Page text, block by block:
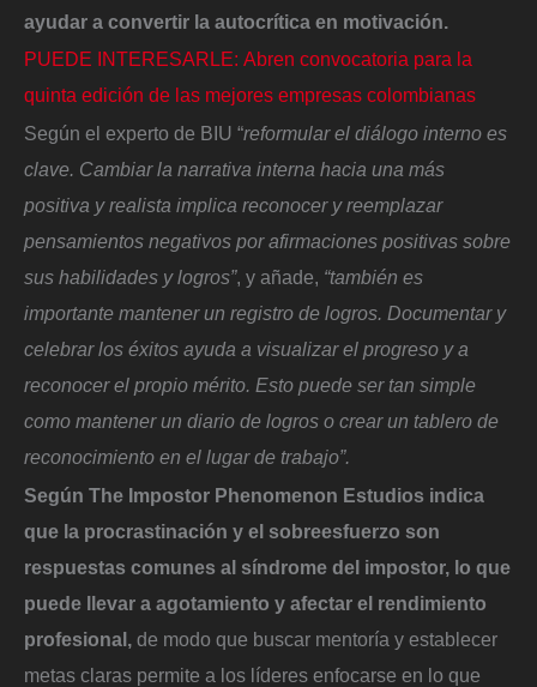
ayudar a convertir la autocrítica en motivación.
PUEDE INTERESARLE: Abren convocatoria para la
quinta edición de las mejores empresas colombianas
Según el experto de BIU “reformular el diálogo interno es
clave. Cambiar la narrativa interna hacia una más
positiva y realista implica reconocer y reemplazar
pensamientos negativos por afirmaciones positivas sobre
sus habilidades y logros”, y añade, “también es
importante mantener un registro de logros. Documentar y
celebrar los éxitos ayuda a visualizar el progreso y a
reconocer el propio mérito. Esto puede ser tan simple
como mantener un diario de logros o crear un tablero de
reconocimiento en el lugar de trabajo”.
Según The Impostor Phenomenon Estudios indica
que la procrastinación y el sobreesfuerzo son
respuestas comunes al síndrome del impostor, lo que
puede llevar a agotamiento y afectar el rendimiento
profesional, de modo que buscar mentoría y establecer
metas claras permite a los líderes enfocarse en lo que